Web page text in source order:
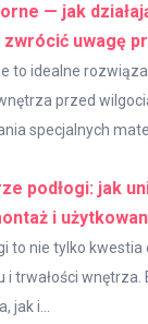
— jak
zwrócić uwagę
to idealne
przed
specjalnych
podłogi: jak
i
to nie tylko
trwałości wnętrza.
jak i...